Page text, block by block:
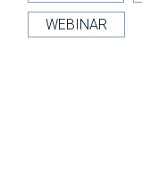
WEBINAR